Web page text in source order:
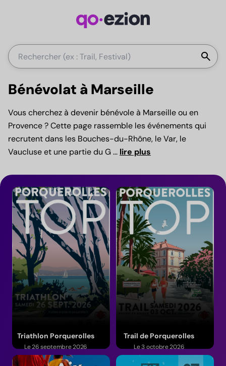
search
Bénévolat à Marseille
Vous cherchez à devenir bénévole à Marseille ou en
Provence ? Cette page rassemble les événements qui
recrutent dans les Bouches-du-Rhône, le Var, le
Vaucluse et une partie du G... lire plus
Triathlon Porquerolles
Le 26 septembre 2026
(Provence-Alpes-Côte d'Azur)
Trail de Porquerolles
Le 3 octobre 2026
(Provence-Alpes-Côte d'Azur)